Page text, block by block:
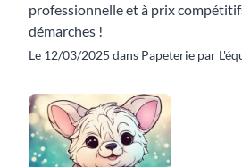
professionnelle et à prix
démarches !
Le 12/03/2025 dans Papeterie par